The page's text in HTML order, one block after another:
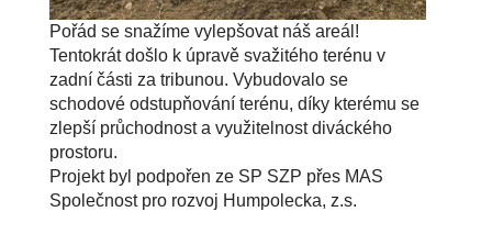
Pořád se snažíme vylepšovat náš areál!
Tentokrát došlo k úpravě svažitého terénu v
zadní části za tribunou. Vybudovalo se
schodové odstupňování terénu, díky kterému se
zlepší průchodnost a využitelnost diváckého
prostoru.
Projekt byl podpořen ze SP SZP přes MAS
Společnost pro rozvoj Humpolecka, z.s.